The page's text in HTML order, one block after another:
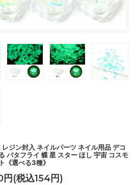
ジン封入 ネイルパーツ ネイル用品 デコ
バタフライ 蝶 星 スター ほし 宇宙 コスモ
《選べる3種》
円(税込154円)